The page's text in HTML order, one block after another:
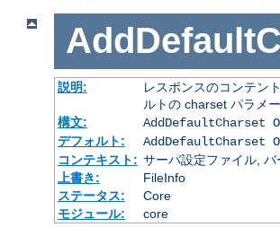
説明: レスポンスのコンテン
ルトの charset パラメ
構文:
AddDefaultCharset
デフォルト:
AddDefaultCharset
コンテキスト: サーバ設定ファイル,
上書き:
FileInfo
ステータス:
Core
モジュール:
core